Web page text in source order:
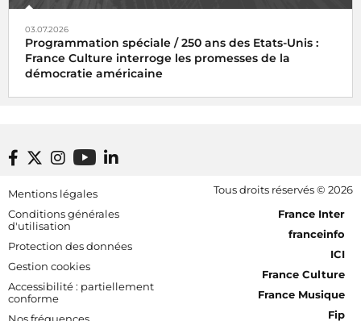
03.07.2026
Programmation spéciale / 250 ans des Etats-Unis :
France Culture interroge les promesses de la
démocratie américaine
Footer bottom
Mentions légales
Conditions générales
d'utilisation
Protection des données
Gestion cookies
Accessibilité : partiellement
conforme
Tous droits réservés © 2026
[RDF] Pied de page - Mobile
France Inter
franceinfo
ICI
France Culture
France Musique
Fip